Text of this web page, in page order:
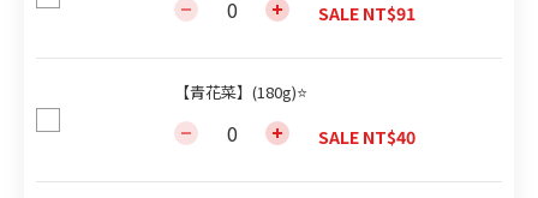
SALE NT$91
【青花菜】(180g)⭐
SALE NT$40